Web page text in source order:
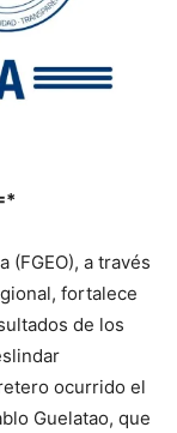
(FGEO), a través
fortalece
de los
ocurrido el
Guelatao, que